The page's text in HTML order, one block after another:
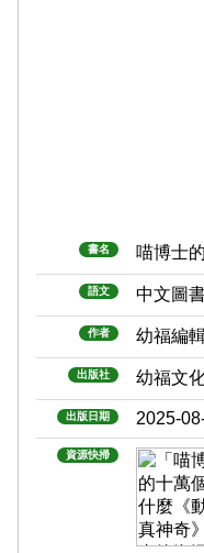
書名 喵博士
語文 中文圖
作者 幼福編
出版社 幼福文
出版日期 2025-
資源快掃